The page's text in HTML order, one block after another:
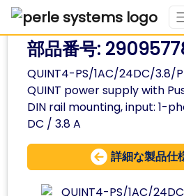
部品番号:
QUINT4-PS/1AC/24DC/3.8/
QUINT power supply with
DIN rail mounting, input: 1-
DC / 3.8 A
詳細な製品仕